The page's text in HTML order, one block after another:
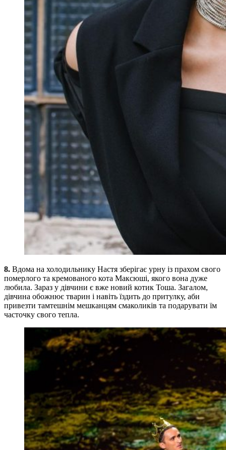
8. Вдома на холодильнику Настя зберігає урну із прахом свого
померлого та кремованого кота Максюші, якого вона дуже
любила. Зараз у дівчини є вже новий котик Тоша. Загалом,
дівчина обожнює тварин і навіть їздить до притулку, аби
привезти тамтешнім мешканцям смаколиків та подарувати їм
часточку свого тепла.